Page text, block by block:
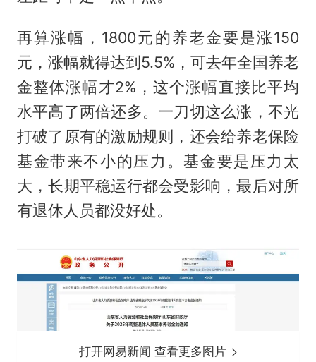
再算涨幅，1800元的养老金要是涨150
元，涨幅就得达到5.5%，可去年全国养老
金整体涨幅才2%，这个涨幅直接比平均
水平高了两倍还多。一刀切这么涨，不光
打破了原有的激励规则，还会给养老保险
基金带来不小的压力。基金要是压力太
大，长期平稳运行都会受影响，最后对所
有退休人员都没好处。
打开网易新闻 查看更多图片